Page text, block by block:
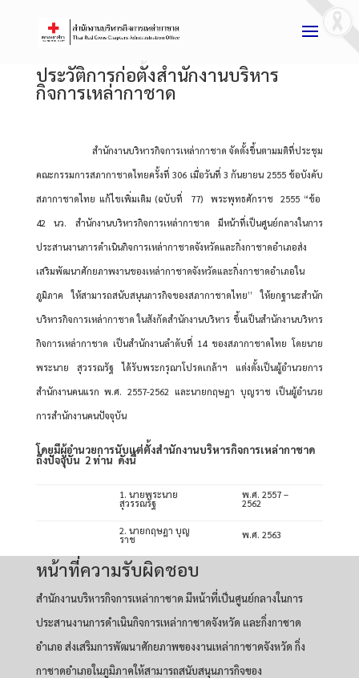
ประวัติการก่อตั้งสำนักงานบริหาร
กิจการเหล่ากาชาด
สำนักงานบริหารกิจการเหล่ากาชาด จัดตั้งขึ้นตามมติที่ประชุม
คณะกรรมการสภากาชาดไทยครั้งที่ 306 เมื่อวันที่ 3 กันยายน 2555 ข้อบังคับ
สภากาชาดไทย แก้ไขเพิ่มเติม (ฉบับที่ 77) พระพุทธศักราช 2555 “ข้อ
42 นว. สำนักงานบริหารกิจการเหล่ากาชาด มีหน้าที่เป็นศูนย์กลางในการ
ประสานงานการดำเนินกิจการเหล่ากาชาดจังหวัดและกิ่งกาชาดอำเภอส่ง
เสริมพัฒนาศักยภาพงานของเหล่ากาชาดจังหวัดและกิ่งกาชาดอำเภอใน
ภูมิภาค ให้สามารถสนับสนุนภารกิจของสภากาชาดไทย” ให้ยกฐานะสำนัก
บริหารกิจการเหล่ากาชาด ในสังกัดสำนักงานบริหาร ขึ้นเป็นสำนักงานบริหาร
กิจการเหล่ากาชาด เป็นสำนักงานลำดับที่ 14 ของสภากาชาดไทย โดยนาย
พระนาย สุวรรณรัฐ ได้รับพระกรุณาโปรดเกล้าฯ แต่งตั้งเป็นผู้อำนวยการ
สำนักงานคนแรก พ.ศ. 2557-2562 และนายกฤษฎา บุญราช เป็นผู้อำนวย
การสำนักงานคนปัจจุบัน
โดยมีผู้อำนวยการนับแต่ตั้งสำนักงานบริหารกิจการเหล่ากาชาด
ถึงปัจจุบัน 2 ท่าน ดังนี้
1. นายพระนาย
สุวรรณรัฐ
พ.ศ. 2557 –
2562
2. นายกฤษฎา บุญ
ราช พ.ศ. 2563
หน้าที่ความรับผิดชอบ
สำนักงานบริหารกิจการเหล่ากาชาด มีหน้าที่เป็นศูนย์กลางในการ
ประสานงานการดำเนินกิจการเหล่ากาชาดจังหวัด และกิ่งกาชาด
อำเภอ ส่งเสริมการพัฒนาศักยภาพของงานเหล่ากาชาดจังหวัด กิ่ง
กาชาดอำเภอในภูมิภาคให้สามารถสนับสนุนภารกิจของ